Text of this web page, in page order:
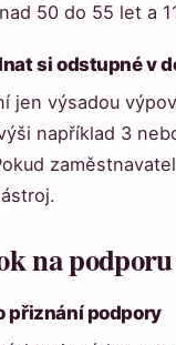
50 do 55 let a
si odstupné v
jen výsadou
například 3
na podporu
přiznání podpory